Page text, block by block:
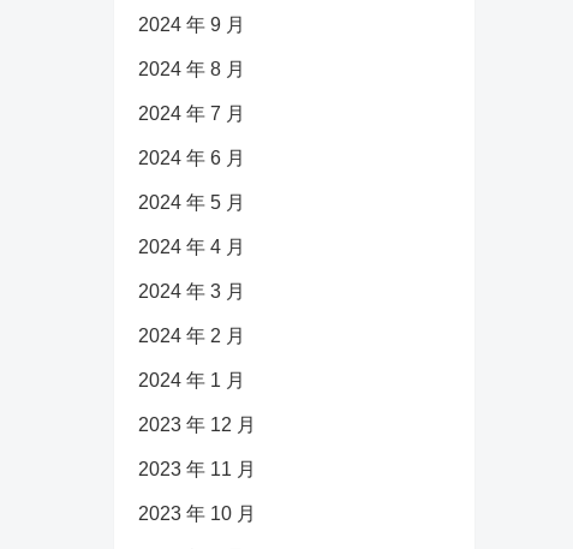
2024 年 9 月
2024 年 8 月
2024 年 7 月
2024 年 6 月
2024 年 5 月
2024 年 4 月
2024 年 3 月
2024 年 2 月
2024 年 1 月
2023 年 12 月
2023 年 11 月
2023 年 10 月